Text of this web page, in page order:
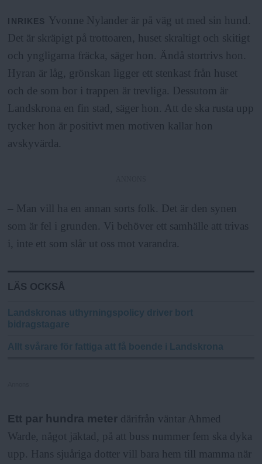
INRIKES
Yvonne Nylander är på väg ut med sin hund.
Det är skräpigt på trottoaren, huset skraltigt och skitigt
och yngligarna fräcka, säger hon. Ändå stortrivs hon.
Hyran är låg, grönskan ligger ett stenkast från huset
och de som bor i trappen är trevliga. Dessutom är
Landskrona en fin stad, säger hon. Att de ska rusta upp
tycker hon är positivt men motiven kallar hon
avskyvärda.
– Man vill ha en annan sorts folk. Det är den synen
som är fel i grunden. Vi behöver ett samhälle att trivas
i, inte ett som slår ut oss mot varandra.
LÄS OCKSÅ
Landskronas uthyrningspolicy driver bort
bidragstagare
Allt svårare för fattiga att få boende i Landskrona
Ett par hundra meter därifrån väntar Ahmed
Warde, något jäktad, på att buss nummer fem ska dyka
upp. Hans sjuåriga dotter vill bara hem till mamma när